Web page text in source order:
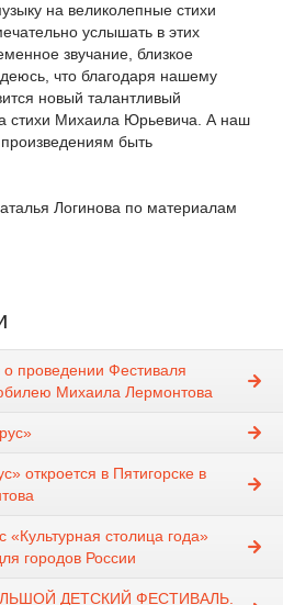
на великолепные стихи
услышать в этих
звучание, близкое
что благодаря нашему
новый талантливый
стихи Михаила Юрьевича. А наш
быть
Логинова по материалам
проведении Фестиваля
Михаила Лермонтова
откроется в Пятигорске в
«Культурная столица года»
городов России
ДЕТСКИЙ ФЕСТИВАЛЬ.